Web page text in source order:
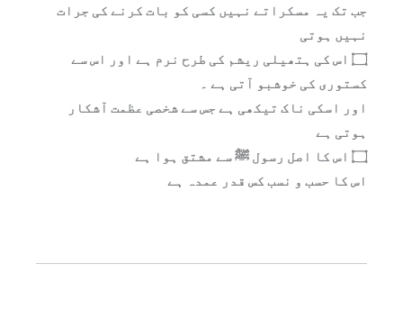
جب تک یہ مسکراتے نہیں کسی کو بات کرنے کی جرات
نہیں ہوتی
۝ اس کی ہتھیلی ریشم کی طرح نرم ہے اور اس سے
کستوری کی خوشبو آتی ہے ۔
اور اسکی ناک تیکھی ہے جس سے شخصی عظمت آشکار
ہوتی ہے
۝ اس کا اصل رسول ﷺ سے مشتق ہوا ہے
اس کا حسب و نسب کس قدر عمدہ ہے